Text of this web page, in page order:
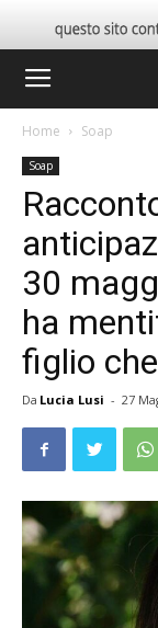
Home Soap
Soap
30
ha
figlio
Da Lucia Lusi - 27